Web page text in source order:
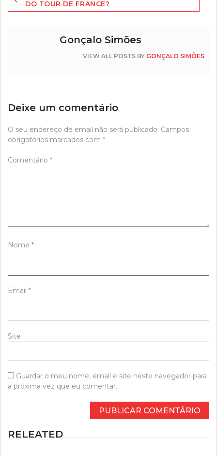
de
DO TOUR DE FRANCE?
Gonçalo Simões
VIEW ALL POSTS BY GONÇALO SIMÕES
Deixe um comentário
O seu endereço de email não será publicado. Campos
obrigatórios marcados com *
Comentário *
Nome *
Email *
Site
Guardar o meu nome, email e site neste navegador para
a próxima vez que eu comentar.
RELEATED